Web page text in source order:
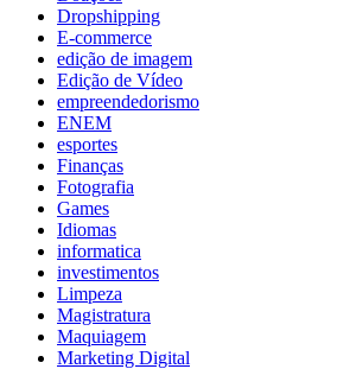
Dropshipping
E-commerce
edição de imagem
Edição de Vídeo
empreendedorismo
ENEM
esportes
Finanças
Fotografia
Games
Idiomas
informatica
investimentos
Limpeza
Magistratura
Maquiagem
Marketing Digital